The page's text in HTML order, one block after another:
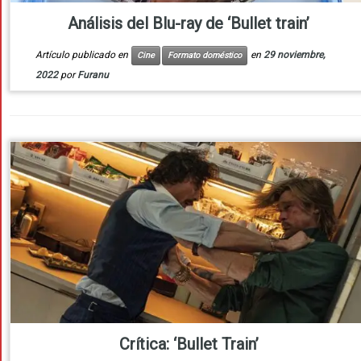
Análisis del Blu-ray de ‘Bullet train’
Artículo publicado en Cine Formato doméstico en 29 noviembre,
2022 porFuranu
Crítica: ‘Bullet Train’